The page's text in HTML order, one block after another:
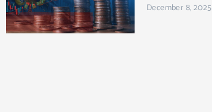
December 8, 2025